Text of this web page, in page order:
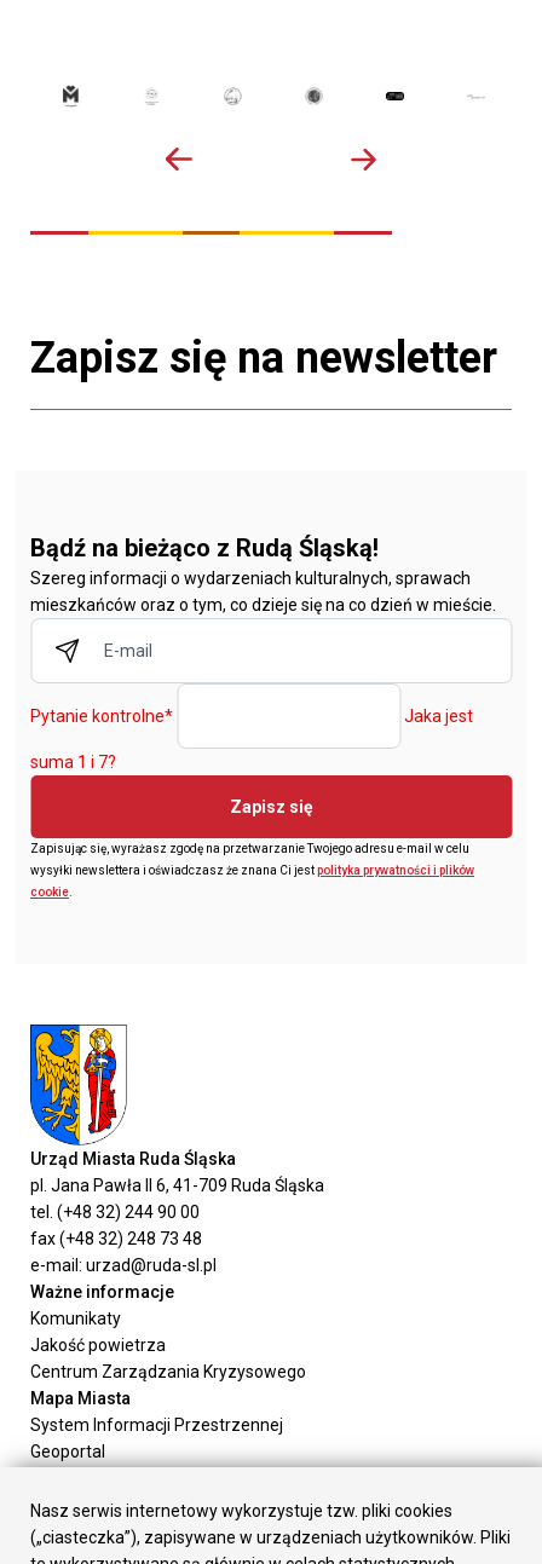
Zapisz się na newsletter
Bądź na bieżąco z Rudą Śląską!
Szereg informacji o wydarzeniach kulturalnych, sprawach
mieszkańców oraz o tym, co dzieje się na co dzień w mieście.
Pytanie kontrolne* Jaka jest
suma 1 i 7?
Zapisz się
Zapisując się, wyrażasz zgodę na przetwarzanie Twojego adresu e-mail w celu
wysyłki newslettera i oświadczasz że znana Ci jestpolityka prywatności i plików
cookie.
Urząd Miasta Ruda Śląska
pl. Jana Pawła II 6, 41-709 Ruda Śląska
tel. (+48 32) 244 90 00
fax (+48 32) 248 73 48
e-mail: urzad@ruda-sl.pl
Ważne informacje
Komunikaty
Jakość powietrza
Centrum Zarządzania Kryzysowego
Mapa Miasta
System Informacji Przestrzennej
Geoportal
Załatw sprawę
Prezydent Miasta
Rada Miasta
Nasz serwis internetowy wykorzystuje tzw. pliki cookies
(„ciasteczka”), zapisywane w urządzeniach użytkowników. Pliki